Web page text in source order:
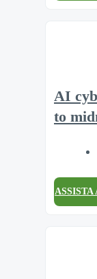
AI
to
ASSISTA